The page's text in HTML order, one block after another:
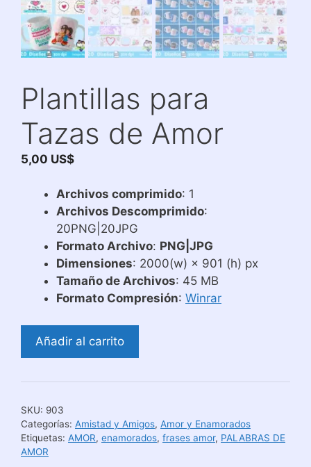
Plantillas para
Tazas de Amor
5,00 US$
Archivos comprimido: 1
Archivos Descomprimido:
20PNG|20JPG
Formato Archivo: PNG|JPG
Dimensiones: 2000(w) × 901 (h) px
Tamaño de Archivos: 45 MB
Formato Compresión: Winrar
para
de
cantidad
Añadir al carrito
SKU: 903
Categorías: Amistad y Amigos, Amor y Enamorados
Etiquetas: AMOR, enamorados, frases amor, PALABRAS DE
AMOR